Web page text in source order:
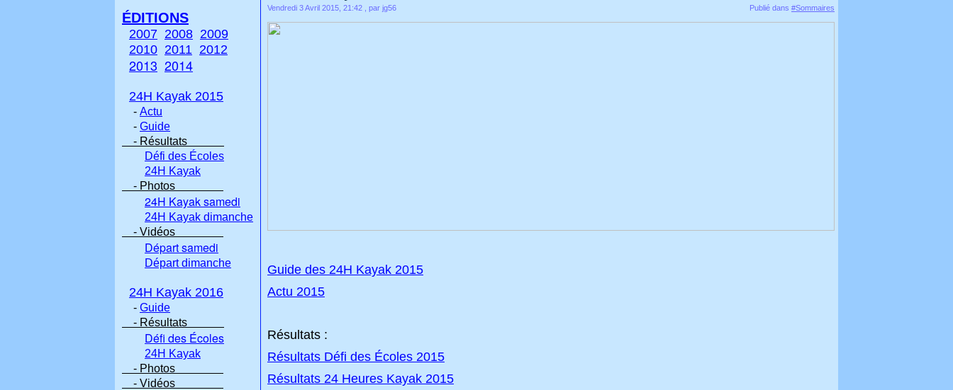
Vendredi 3 Avril 2015, 21:42 , par jg56 Publié dans #Sommaires
Guide des 24H Kayak 2015
Actu 2015
Résultats :
Résultats Défi des Écoles 2015
Résultats 24 Heures Kayak 2015
ÉDITIONS
2007 2008 2009
2010 2011 2012
2013 2014
24H Kayak 2015
- Actu
- Guide
- Résultats
Défi des Écoles
24H Kayak
- Photos
24H Kayak samedi
24H Kayak dimanche
- Vidéos
Départ samedi
Départ dimanche
24H Kayak 2016
- Guide
- Résultats
Défi des Écoles
24H Kayak
- Photos
- Vidéos